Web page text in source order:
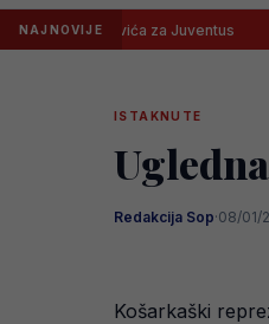
NAJNOVIJE
za Juventus Koju je
ISTAKNUTE
Redakcija Sop·08/01/
Košarkaški